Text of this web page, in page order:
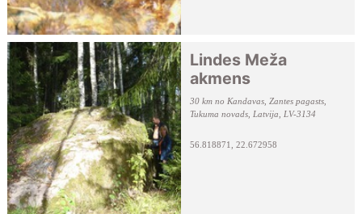
Lindes Meža
akmens
30 km no Kandavas, Zantes pagasts,
Tukuma novads, Latvija, LV-3134
56.818871, 22.672958